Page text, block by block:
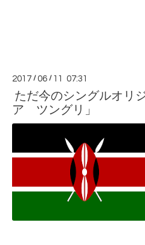
2017 /06 / 11 07:31
ただ今のシングルオリ
ア ツングリ」